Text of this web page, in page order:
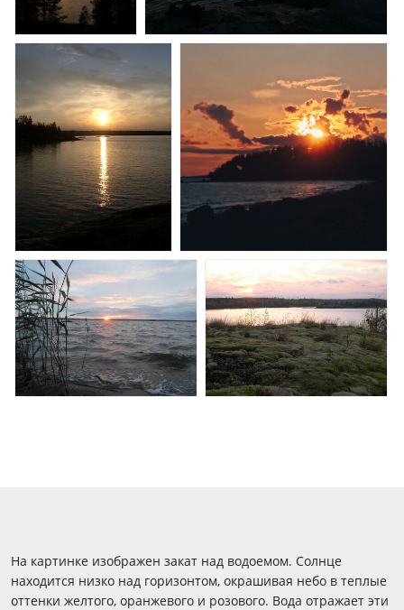
На картинке изображен закат над водоемом. Солнце
находится низко над горизонтом, окрашивая небо в теплые
оттенки желтого, оранжевого и розового. Вода отражает эти